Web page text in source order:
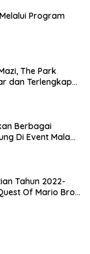
Program
The Park
dan Terlengkap
Berbagai
Di Event Malam
Tahun 2022-
Of Mario Bros